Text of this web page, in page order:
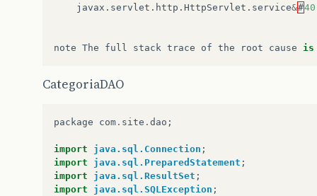
javax . servlet . http . HttpServlet . service&#40
note The full stack trace of the root cause is
CategoriaDAO
package com . site . dao ;
import java.sql.Connection ;
import
java.sql.PreparedStatement ;
import
java.sql.ResultSet ;
import
java.sql.SQLException ;